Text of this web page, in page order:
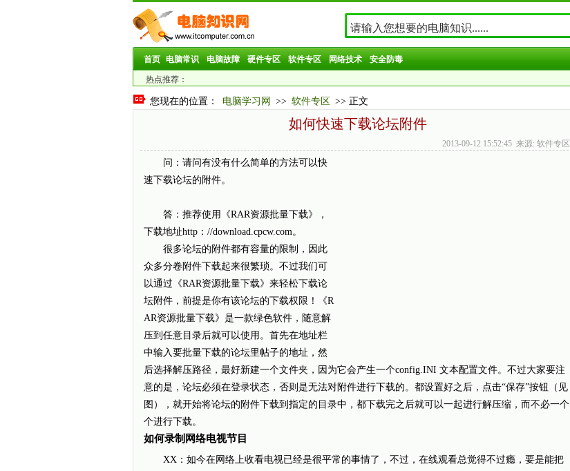
首页 电脑常识 电脑故障 硬件专区 软件专区 网络技术 安全防毒
热点推荐：
您现在的位置： 电脑学习网 >> 软件专区 >> 正文
如何快速下载论坛附件
2013-09-12 15:52:45 来源: 软件专区
问：请问有没有什么简单的方法可以快
速下载论坛的附件。
答：推荐使用《RAR资源批量下载》，
下载地址http：//download.cpcw.com。
很多论坛的附件都有容量的限制，因此
众多分卷附件下载起来很繁琐。不过我们可
以通过《RAR资源批量下载》来轻松下载论
坛附件，前提是你有该论坛的下载权限！《R
AR资源批量下载》是一款绿色软件，随意解
压到任意目录后就可以使用。首先在地址栏
中输入要批量下载的论坛里帖子的地址，然
后选择解压路径，最好新建一个文件夹，因为它会产生一个config.INI 文本配置文件。不过大家要注
意的是，论坛必须在登录状态，否则是无法对附件进行下载的。都设置好之后，点击“保存”按钮（见
图），就开始将论坛的附件下载到指定的目录中，都下载完之后就可以一起进行解压缩，而不必一个
个进行下载。
如何录制网络电视节目
XX：如今在网络上收看电视已经是很平常的事情了，不过，在线观看总觉得不过瘾，要是能把